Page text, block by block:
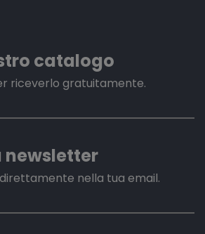
catalogo
riceverlo gratuitamente.
nella tua email.